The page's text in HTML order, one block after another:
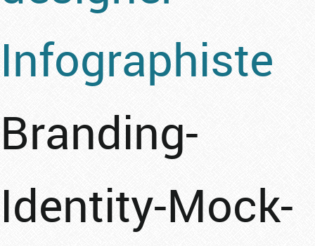
Infographiste
Branding-
Identity-Mock-